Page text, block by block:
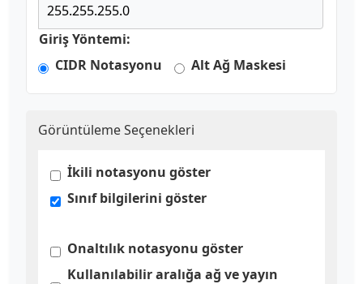
Giriş Yöntemi:
CIDR Notasyonu
Alt Ağ Maskesi
Görüntüleme Seçenekleri
İkili notasyonu göster
Sınıf bilgilerini göster
Onaltılık notasyonu göster
Kullanılabilir aralığa ağ ve yayın